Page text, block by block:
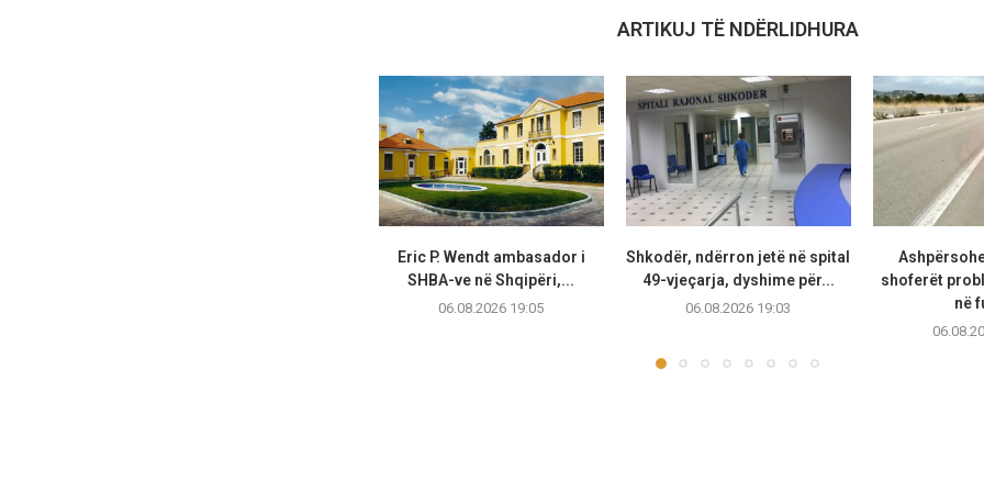
ARTIKUJ TË NDËRLIDHURA
Eric P. Wendt ambasador i
SHBA-ve në Shqipëri,...
06.08.2026 19:05
Shkodër, ndërron jetë në spital
49-vjeçarja, dyshime për...
06.08.2026 19:03
shoferët
në